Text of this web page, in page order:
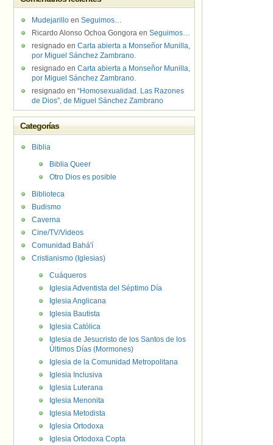
Mudejarillo en Seguimos…
Ricardo Alonso Ochoa Gongora en Seguimos…
resignado en Carta abierta a Monseñor Munilla,
por Miguel Sánchez Zambrano.
resignado en Carta abierta a Monseñor Munilla,
por Miguel Sánchez Zambrano.
resignado en “Homosexualidad. Las Razones
de Dios”, de Miguel Sánchez Zambrano
Categorías
Biblia
Biblia Queer
Otro Dios es posible
Biblioteca
Budismo
Caverna
Cine/TV/Videos
Comunidad Bahá'í
Cristianismo (Iglesias)
Cuáqueros
Iglesia Adventista del Séptimo Día
Iglesia Anglicana
Iglesia Bautista
Iglesia Católica
Iglesia de Jesucristo de los Santos de los
Últimos Días (Mormones)
Iglesia de la Comunidad Metropolitana
Iglesia Inclusiva
Iglesia Luterana
Iglesia Menonita
Iglesia Metodista
Iglesia Ortodoxa
Iglesia Ortodoxa Copta